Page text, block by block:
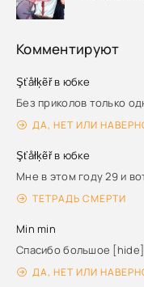
Комментируют
Şťåłķẽř в юбке
Без приколов только
ДА, НЕТ ИЛИ
Şťåłķẽř в юбке
Мне в этом году 29 и
ТЕТРАДЬ СМЕРТИ
Min min
Спасибо большое
ДА, НЕТ ИЛИ